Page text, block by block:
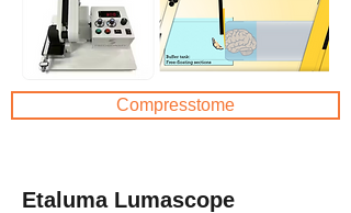
Compresstome
Etaluma Lumascope